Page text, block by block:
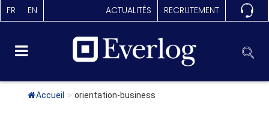
FR EN ACTUALITÉS RECRUTEMENT
Accueil > orientation-business